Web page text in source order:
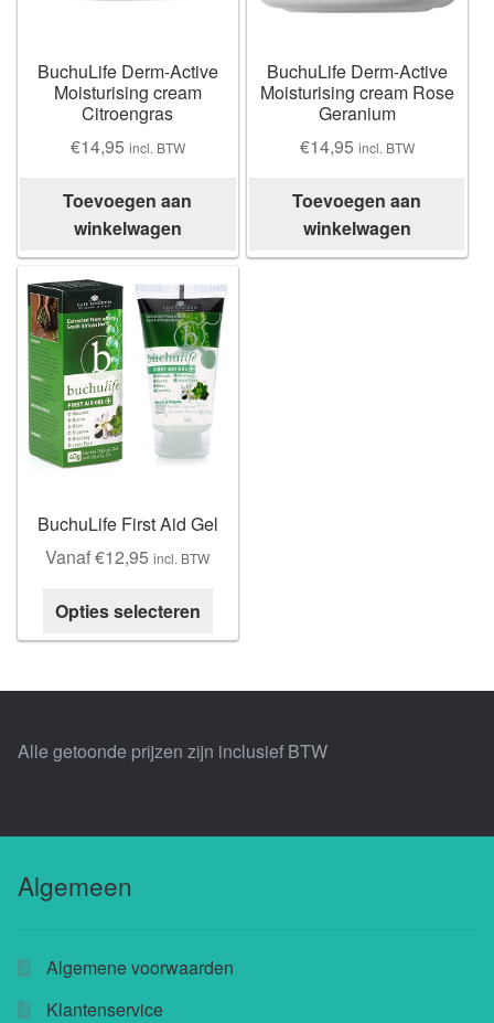
Skimmelberg
Cape Kingdom
Mandela Tea
Honeybush |
Blogs |
Buchu
Chefs
Buchu shops
Buchu.eu
BuchuLife Derm-Active
Moisturising cream
Citroengras
€14,95 incl. BTW
Toevoegen aan
winkelwagen
BuchuLife Derm-Active
Moisturising cream Rose
Geranium
€14,95 incl. BTW
Toevoegen aan
winkelwagen
BuchuLife First Aid Gel
Vanaf€12,95 incl. BTW
Opties selecteren
Deze
optie
Alle getoonde prijzen zijn inclusief BTW
Algemeen
Algemene voorwaarden
Klantenservice